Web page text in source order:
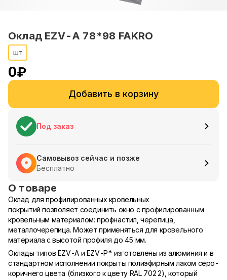
Оклад EZV-A 78*98 FAKRO
шт
0₽
Добавить в корзину
Под заказ
Самовывоз сейчас и позже
Бесплатно
О товаре
Оклад для профилированных кровельных
покрытий позволяет соединить окно с профилированным
кровельным материалом: профнастил, черепица,
металлочерепица. Может применяться для кровельного
материала с высотой профиля до 45 мм.
Оклады типов EZV-A и EZV-P* изготовлены из алюминия и в
стандартном исполнении покрыты полиэфирным лаком серо-
коричнего цвета (близкого к цвету RAL 7022), который